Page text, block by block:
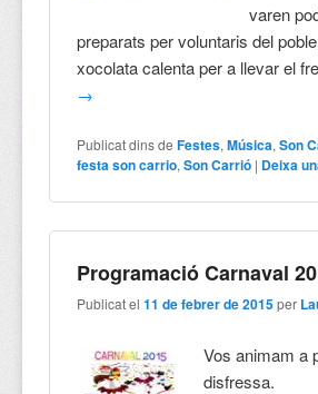
varen
preparats per voluntaris del
xocolata calenta per a llevar el
→
Publicat dins de Festes,Música,Son
festa son carrio,Son Carrió | Deixa
Programació Carnaval
Publicat el11 de febrer de 2015 per
Vos animam a
disfressa.